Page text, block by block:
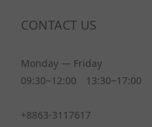
CONTACT US
Monday — Friday
09:30~12:00 13:30~17:00
+8863-3117617